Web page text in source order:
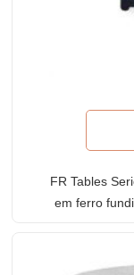
FR Tables
em ferro